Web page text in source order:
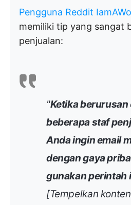
Pengguna Reddit
memiliki tip yang sangat
penjualan:
"Ketika berurusan
beberapa staf
Anda ingin email
dengan gaya
gunakan perintah
[Tempelkan